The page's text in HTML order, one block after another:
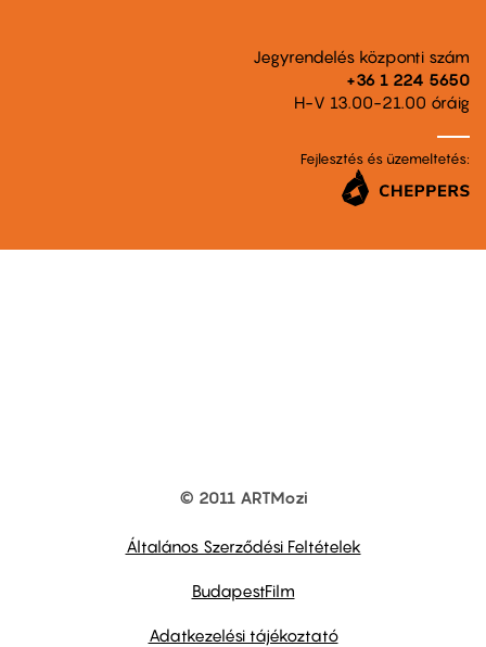
Jegyrendelés központi szám
+36 1 224 5650
H-V 13.00-21.00 óráig
Fejlesztés és üzemeltetés:
© 2011 ARTMozi
Általános Szerződési Feltételek
BudapestFilm
Adatkezelési tájékoztató